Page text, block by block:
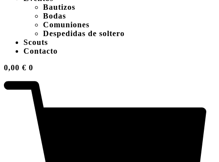
Bautizos
Bodas
Comuniones
Despedidas de soltero
Scouts
Contacto
0,00 € 0